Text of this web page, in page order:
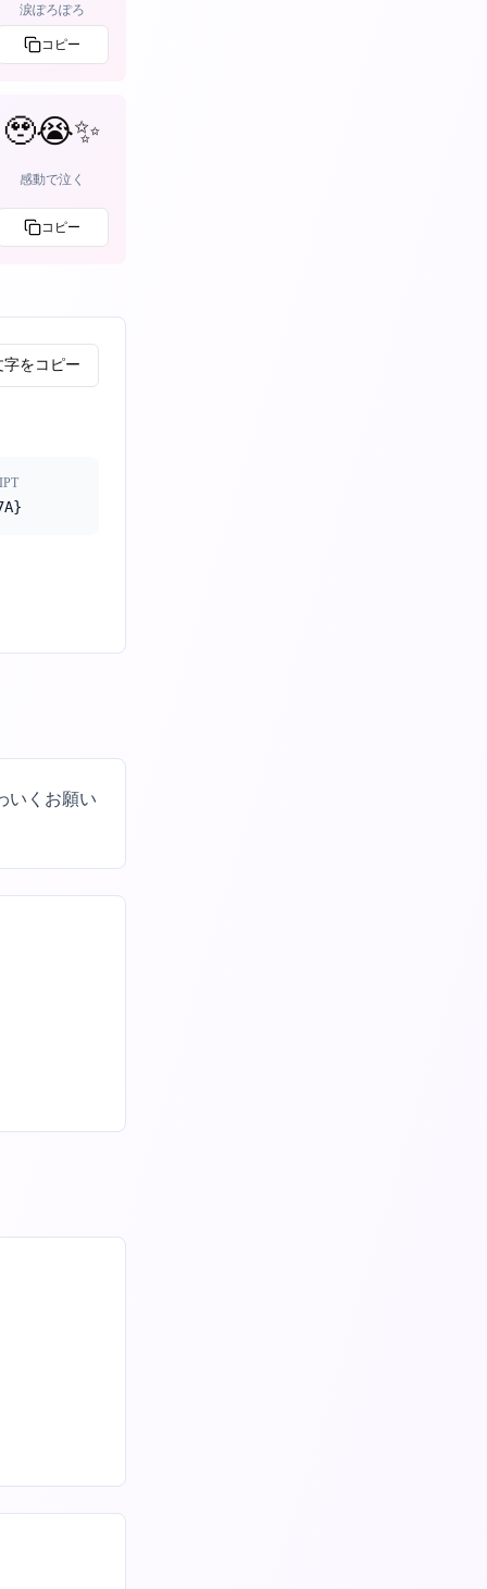
涙ぽろぽろ
コピー
🥹😭✨
感動で泣く
コピー
字をコピー
いくお願い